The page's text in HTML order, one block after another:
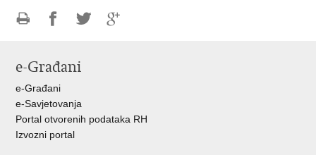
FacebookuTwitteru
e-Građani
e-Građani
e-Savjetovanja
Portal otvorenih podataka RH
Izvozni portal